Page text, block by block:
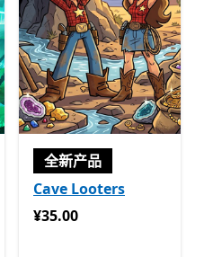
全新产品
Cave Looters
¥35.00
¥35.00